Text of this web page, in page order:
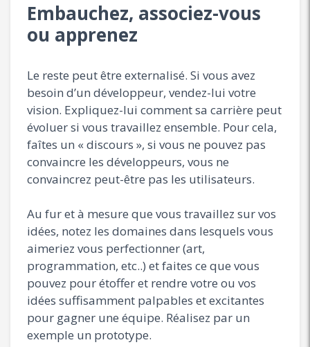
Embauchez, associez-vous
ou apprenez
Le reste peut être externalisé. Si vous avez
besoin d’un développeur, vendez-lui votre
vision. Expliquez-lui comment sa carrière peut
évoluer si vous travaillez ensemble. Pour cela,
faîtes un « discours », si vous ne pouvez pas
convaincre les développeurs, vous ne
convaincrez peut-être pas les utilisateurs.
Au fur et à mesure que vous travaillez sur vos
idées, notez les domaines dans lesquels vous
aimeriez vous perfectionner (art,
programmation, etc..) et faites ce que vous
pouvez pour étoffer et rendre votre ou vos
idées suffisamment palpables et excitantes
pour gagner une équipe. Réalisez par un
exemple un prototype.